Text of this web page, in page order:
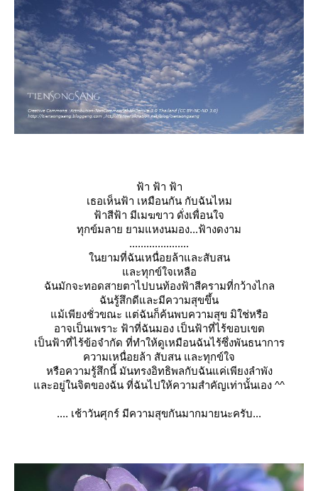
ฟ้า ฟ้า ฟ้า
เธอเห็นฟ้า เหมือนกัน กับฉันไหม
ฟ้าสีฟ้า มีเมฆขาว ดั่งเพื่อนใจ
ทุกข์มลาย ยามแหงนมอง...ฟ้างดงาม
.....................
นยามที่ฉันเหนื่อยล้าและสับสน
ละทุกข์ใจเหลือ
ฉันมักจะทอดสายตาไปบนท้องฟ้าสีครามที่กว้างไกล
ฉันรู้สึกดีและมีความสุขขึ้น
ม้เพียงชั่วขณะ แต่ฉันก็ค้นพบความสุข มิใช่หรือ
อาจเป็นเพราะ ฟ้าที่ฉันมอง เป็นฟ้าที่ไร้ขอบเขต
เป็นฟ้าที่ไร้ข้อจำกัด ที่ทำให้ดูเหมือนฉันไร้ซึ่งพันธนาการ
ความเหนื่อยล้า สับสน และทุกข์ใจ
หรือความรู้สึกนี้ มันทรงอิทธิพลกับฉันแค่เพีงลำพัง
ละอยู่ในจิตของฉัน ที่ฉันไปให้ความสำคัญเท่านั้นเอง ^^
.... เช้าวันศุกร์ มีความสุขกันมากมายนะครับ...